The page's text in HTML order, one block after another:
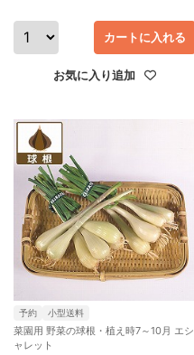
お気に入り追加
カートに入れる
予約 小型送料
菜園用 野菜の球根・植え時7～10月 エシ
ャレット